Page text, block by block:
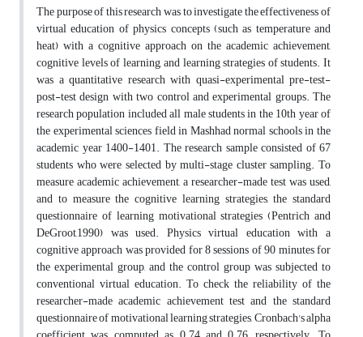
The purpose of this research was to investigate the effectiveness of
virtual education of physics concepts (such as temperature and
heat) with a cognitive approach on the academic achievement,
cognitive levels of learning, and learning strategies of students. It
was a quantitative research with quasi-experimental pre-test-
post-test design with two control and experimental groups. The
research population included all male students in the 10th year of
the experimental sciences field in Mashhad normal schools in the
academic year 1400-1401. The research sample consisted of 67
students who were selected by multi-stage cluster sampling. To
measure academic achievement, a researcher-made test was used,
and to measure the cognitive learning strategies, the standard
questionnaire of learning motivational strategies (Pentrich and
DeGroot,1990) was used. Physics virtual education with a
cognitive approach was provided for 8 sessions of 90 minutes for
the experimental group, and the control group was subjected to
conventional virtual education. To check the reliability of the
researcher-made academic achievement test and the standard
questionnaire of motivational learning strategies, Cronbach's alpha